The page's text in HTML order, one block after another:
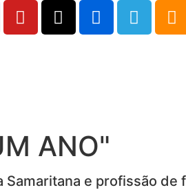
ANO"
e profissão de